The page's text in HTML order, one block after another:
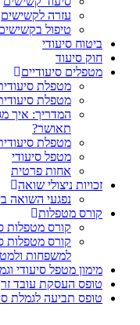
עזרה לקשישים
טיפול
ביטוח סיעודי
חוק סיעוד
מטפלים סיעודיים
מטפלת
מטפלת
המדריך: איך
תאושר?
מטפלת
מטפל סיעודי
אחות פרטית
זכויות ניצולי שואה
נפגעי השואה
קורס מטפלות
קורס מטפלות
למשפחות
מימון מטפל סיעודי
טופס העסקת עובד זר
טופס תביעה לגמלת